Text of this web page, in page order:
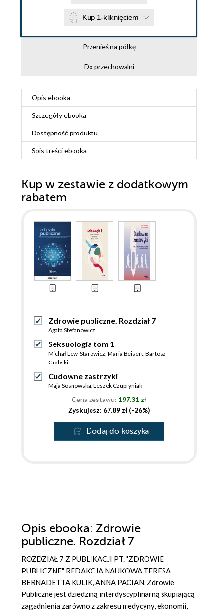
Kup 1-kliknięciem
Przenieś na półkę
Do przechowalni
Opis ebooka
Szczegółyebooka
Dostępność produktu
Spis treściebooka
Kup w zestawie z dodatkowym
rabatem
Zdrowie publiczne. Rozdział 7
Agata Stefanowicz
Seksuologia tom 1
Michał Lew-Starowicz, Maria Beisert, Bartosz
Grabski
Cudowne zastrzyki
Maja Sosnowska, Leszek Czupryniak
Cena zestawu: 197.31 zł
Zyskujesz: 67.89 zł (-26%)
Dodaj do koszyka
Opis ebooka: Zdrowie
publiczne. Rozdział 7
ROZDZIAŁ 7 Z PUBLIKACJI PT. "ZDROWIE
PUBLICZNE" REDAKCJA NAUKOWA TERESA
BERNADETTA KULIK, ANNA PACIAN. Zdrowie
Publiczne jest dziedziną interdyscyplinarną skupiającą
zagadnienia zarówno z zakresu medycyny, ekonomii,